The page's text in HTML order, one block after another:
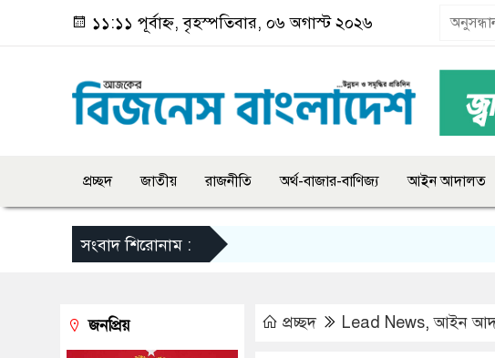
১১:১১ পূর্বাহ্ন, বৃহস্পতিবার, ০৬ অগাস্ট ২০২৬
প্রচ্ছদ জাতীয় রাজনীতি অর্থ-বাজার-বাণিজ্য আইন আদালত
সংবাদ শিরোনাম :
প্রচ্ছদ Lead News,আইন
জনপ্রিয়